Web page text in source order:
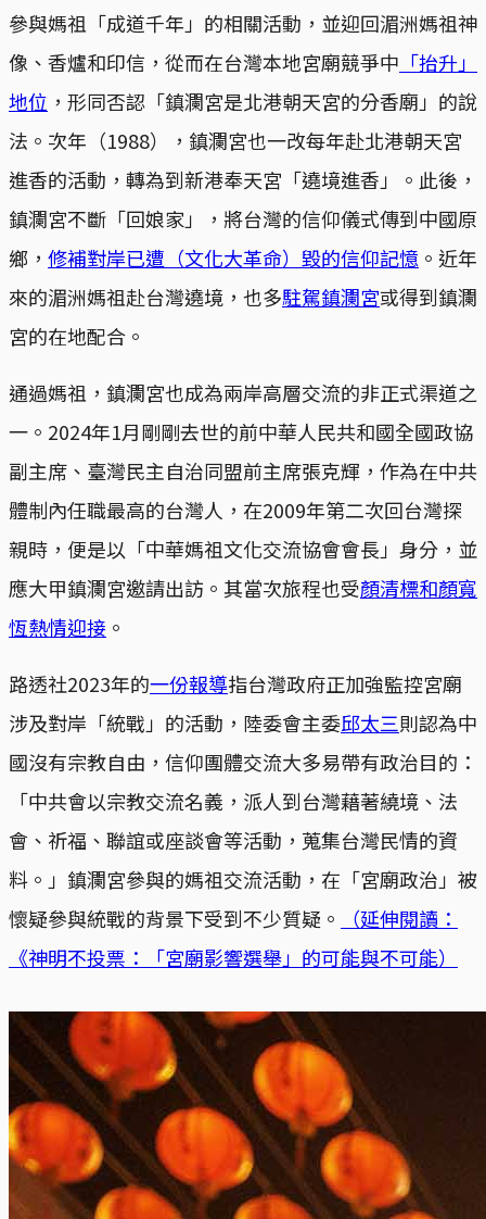
參與媽祖「成道千年」的相關活動，並迎回湄洲媽祖神
像、香爐和印信，從而在台灣本地宮廟競爭中 「抬升」
地位 ，形同否認「鎮瀾宮是北港朝天宮的分香廟」的說
法。次年（1988），鎮瀾宮也一改每年赴北港朝天宮
進香的活動，轉為到新港奉天宮「遶境進香」。此後，
鎮瀾宮不斷「回娘家」，將台灣的信仰儀式傳到中國原
鄉， 修補對岸已遭（文化大革命）毀的信仰記憶 。近年
來的湄洲媽祖赴台灣遶境，也多駐駕鎮瀾宮或得到鎮瀾
宮的在地配合。
通過媽祖，鎮瀾宮也成為兩岸高層交流的非正式渠道之
一。2024年1月剛剛去世的前中華人民共和國全國政協
副主席、臺灣民主自治同盟前主席張克輝，作為在中共
體制內任職最高的台灣人，在2009年第二次回台灣探
親時，便是以「中華媽祖文化交流協會會長」身分，並
應大甲鎮瀾宮邀請出訪。其當次旅程也受顏清標和顏寬
恆熱情迎接 。
路透社2023年的一份報導指台灣政府正加強監控宮廟
涉及對岸「統戰」的活動，陸委會主委邱太三則認為中
國沒有宗教自由，信仰團體交流大多易帶有政治目的：
「中共會以宗教交流名義，派人到台灣藉著繞境、法
會、祈福、聯誼或座談會等活動，蒐集台灣民情的資
料。」鎮瀾宮參與的媽祖交流活動，在「宮廟政治」被
懷疑參與統戰的背景下受到不少質疑。
（延伸閱讀：
《神明不投票：「宮廟影響選舉」的可能與不可能）